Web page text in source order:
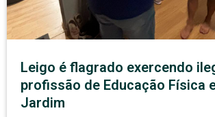
Leigo é flagrado exercendo
profissão de Educação Física
Jardim